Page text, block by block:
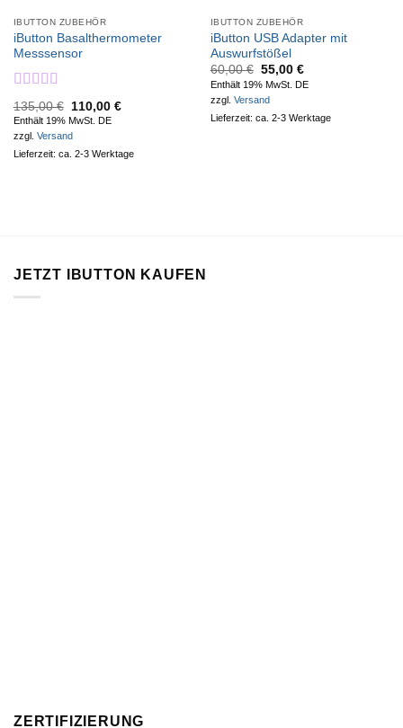
IBUTTON ZUBEHÖR
iButton Basalthermometer
Messsensor
Bewertet
mit5.00von
135,00€
Ursprünglicher
Preis
135,00 €
110,00 €Aktueller
Enthält 19% MwSt. DE
zzgl. Versand
Lieferzeit: ca. 2-3 Werktage
IBUTTON ZUBEHÖR
iButton USB Adapter mit
Auswurfstößel
60,00€ Ursprünglicher
Preis
war:
60,00 €
55,00 €Aktueller
Preis
ist:
Enthält 19% MwSt. DE
zzgl. Versand
Lieferzeit: ca. 2-3 Werktage
JETZT IBUTTON KAUFEN
ZERTIFIZIERUNG